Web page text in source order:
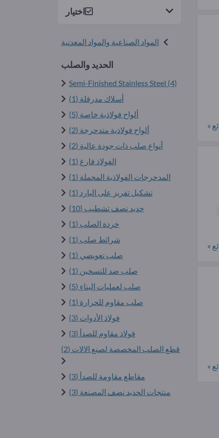
اختيار
المواد الصناعية والمواد المعدنية
الحديد والصلب
Semi-Finished Stainless Steel (4)
أسلاك مدرفلة (1)
ألواح فولاذية خاصة (5)
ألواح فولاذية متدحرجة (2)
أنواع صلب ذات جودة عالية (2)
الفولاذ فارغ (1)
المدحرجات الفولاذية المحملة (1)
تشكيل تفريز على البارد (1)
حديد نصف تشطيب (10)
خردة الصلب (1)
شرائط صلب (1)
صلب تعويضي (1)
صلب ضد للتسخين (1)
صلب لعمليات البناء (5)
صلب مقاوم للحرارة (1)
فولاذ الأدوات (3)
فولاذ مقاوم للصدأ (3)
قطع الصلب المخصصة لصنع الالات (2)
مقاطع مقاومة للصدأ (3)
منتجات الحديد نصف المصنعة (3)
»
»
»